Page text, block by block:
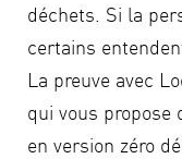
déchets. Si la
certains
La preuve avec
qui vous propose
en version zéro